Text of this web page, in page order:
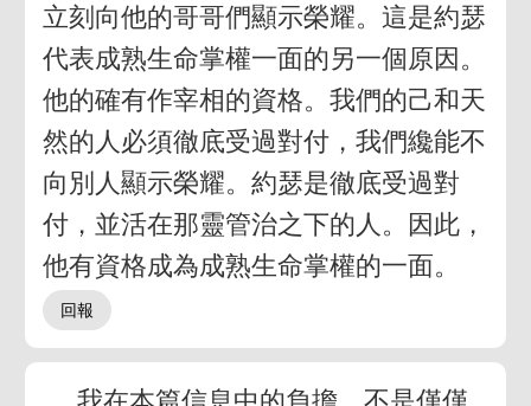
立刻向他的哥哥們顯示榮耀。這是約瑟
代表成熟生命掌權一面的另一個原因。
他的確有作宰相的資格。我們的己和天
然的人必須徹底受過對付，我們纔能不
向別人顯示榮耀。約瑟是徹底受過對
付，並活在那靈管治之下的人。因此，
他有資格成為成熟生命掌權的一面。